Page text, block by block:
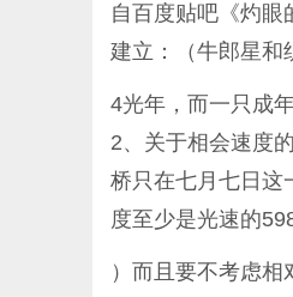
自百度贴吧《灼
建立：（牛郎星和
4光年，而一只成
2、关于相会速度
桥只在七月七日这
度至少是光速的
）而且要不考虑